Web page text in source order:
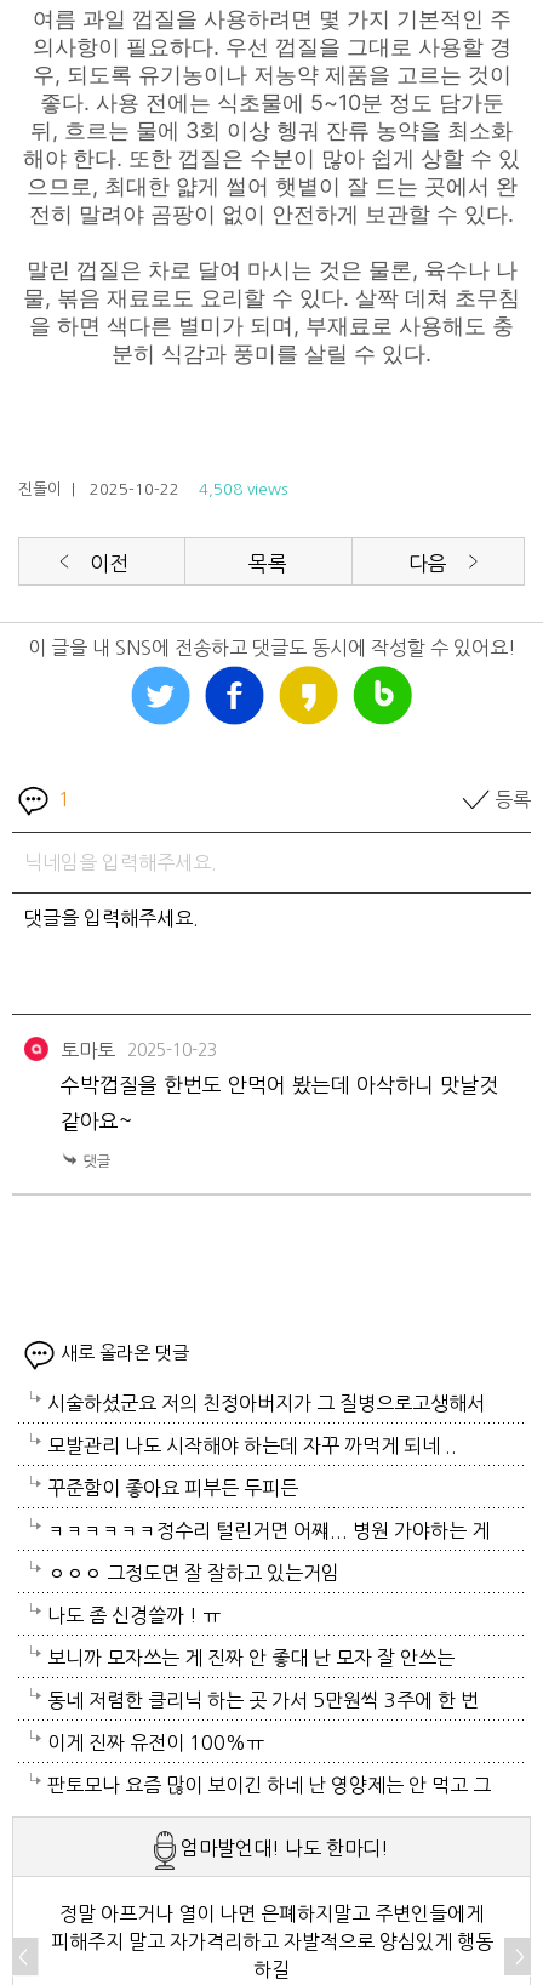
여름 과일 껍질을 사용하려면 몇 가지 기본적인 주
의사항이 필요하다. 우선 껍질을 그대로 사용할 경
우, 되도록 유기농이나 저농약 제품을 고르는 것이
좋다. 사용 전에는 식초물에 5~10분 정도 담가둔
뒤, 흐르는 물에 3회 이상 헹궈 잔류 농약을 최소화
해야 한다. 또한 껍질은 수분이 많아 쉽게 상할 수 있
으므로, 최대한 얇게 썰어 햇볕이 잘 드는 곳에서 완
전히 말려야 곰팡이 없이 안전하게 보관할 수 있다.
말린 껍질은 차로 달여 마시는 것은 물론, 육수나 나
물, 볶음 재료로도 요리할 수 있다. 살짝 데쳐 초무침
을 하면 색다른 별미가 되며, 부재료로 사용해도 충
분히 식감과 풍미를 살릴 수 있다.
진돌이 | 2025-10-22 4,508 views
이전 목록 다음
이 글을 내 SNS에 전송하고 댓글도 동시에 작성할 수 있어요!
1 등록
토마토 2025-10-23
수박껍질을 한번도 안먹어 봤는데 아삭하니 맛날것
같아요~
새로 올라온 댓글
시술하셨군요 저의 친정아버지가 그 질병으로고생해서
저도 좀 압니다 남자들이 나이먹음 잘 걸리는병이죠 여
자들이 방광염에 자주 걸리듯이 그병도 재발이 잦은편
이여서 조심하셔야 할거에요 남편분 술 좋아하시나요
보통 술많이 드시는분이 오는 질병인데 저의 아버지가
술고래였거든요
모발관리 나도 시작해야 하는데 자꾸 까먹게 되네 ..
꾸준함이 좋아요 피부든 두피든
ㅋㅋㅋㅋㅋㅋ정수리 털린거면 어쨰... 병원 가야하는 게
아닌지..
ㅇㅇㅇ 그정도면 잘 잘하고 있는거임
나도 좀 신경쓸까 ! ㅠ
보니까 모자쓰는 게 진짜 안 좋대 난 모자 잘 안쓰는
중... 캡모자 특히
동네 저렴한 클리닉 하는 곳 가서 5만원씩 3주에 한 번
씩 가는것도 좋아~~
이게 진짜 유전이 100%ㅠ
판토모나 요즘 많이 보이긴 하네 난 영양제는 안 먹고 그
냥 샴푸만 좋은 거 쓰는데 에반가
엄마발언대! 나도 한마디!
정말 아프거나 열이 나면 은폐하지말고 주변인들에게
피해주지 말고 자가격리하고 자발적으로 양심있게 행동
하길